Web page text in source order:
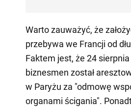
Warto zauważyć, że
przebywa we Francji od
Faktem jest, że 24 sierpnia
biznesmen został
w Paryżu za "odmowę
organami ścigania".